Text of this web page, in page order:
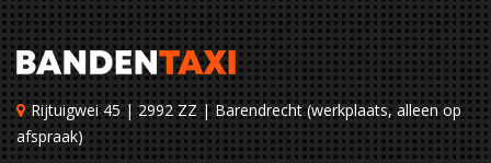
Rijtuigwei 45 | 2992 ZZ | Barendrecht (werkplaats, alleen op
afspraak)